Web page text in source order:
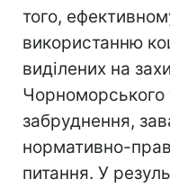
того,
використанню
виділених на
забруднення,
нормативно-
питання. У